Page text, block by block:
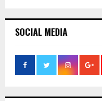
SOCIAL MEDIA